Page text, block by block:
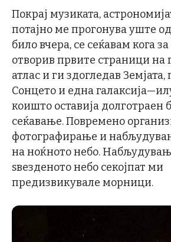
Покрај музиката,
потајно ме прогонува уште
било вчера, се сеќавам кога
отворив првите страници на
атлас и ги здогледав
Сонцето и една
коишто оставија долготраен
сеќавање. Повремено
фотографирање и
на ноќното небо.
ѕвезденото небо секојпат ми
предизвикувале морници.